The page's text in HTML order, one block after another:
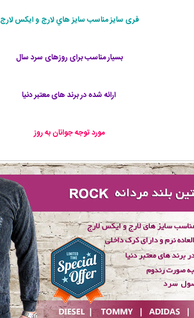
فری سايز مناسب سايز هاي لارج و ايکس لارج
بسیار مناسب برای روزهای سرد سال
ارائه شده در برند های معتبر دنيا
مورد توجه جوانان به روز